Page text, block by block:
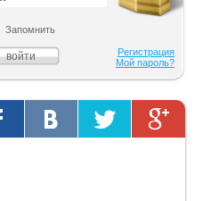
Запомнить
Регистрация
Мой пароль?